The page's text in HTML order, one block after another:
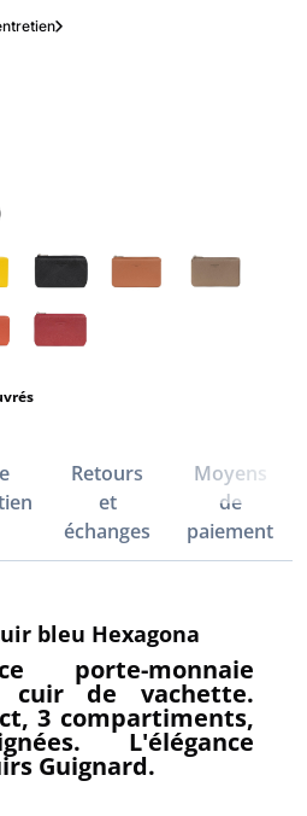
Retours
et
échanges
Moyens
de
paiement
bleu Hexagona
porte-monnaie
cuir de vachette.
3 compartiments,
L'élégance
Guignard.